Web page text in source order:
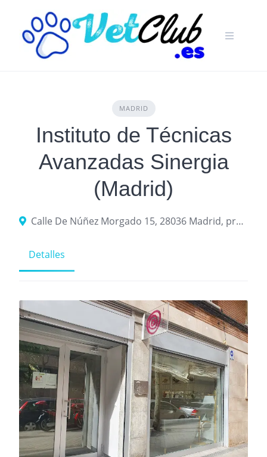
content
MADRID
Instituto de Técnicas
Avanzadas Sinergia
(Madrid)
Calle De Núñez Morgado 15, 28036 Madrid, provincia de Madrid, España
Detalles